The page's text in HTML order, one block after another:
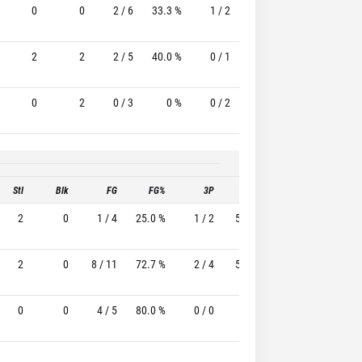
0 0 2 / 6 33.3 % 1 / 2
2 2 2 / 5 40.0 % 0 / 1
0 2 0 / 3 0 % 0 / 2
Stl Blk FG FG% 3P
2 0 1 / 4 25.0 % 1 / 2 50.0%
2 0 8 / 11 72.7 % 2 / 4 50.0%
0 0 4 / 5 80.0 % 0 / 0